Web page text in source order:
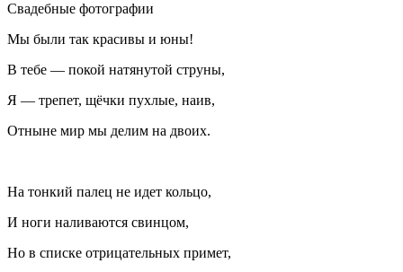
Свадебные фотографии
Мы были так красивы и юны!
В тебе — покой натянутой струны,
Я — трепет, щёчки пухлые, наив,
Отныне мир мы делим на двоих.
На тонкий палец не идет кольцо,
И ноги наливаются свинцом,
Но в списке отрицательных примет,